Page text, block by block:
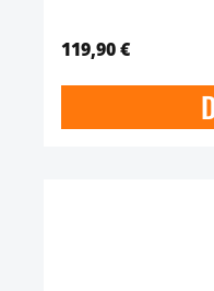
119,90 €